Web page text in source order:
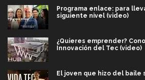
Programa enlace: para
siguiente nivel (video)
¿Quieres emprender?
Innovación del Tec (video)
El joven que hizo del baile